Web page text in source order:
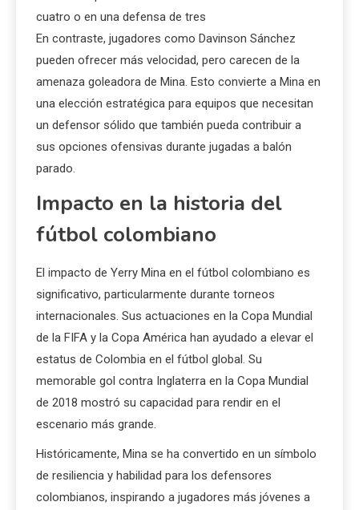
cuatro o en una defensa de tres
En contraste, jugadores como Davinson Sánchez
pueden ofrecer más velocidad, pero carecen de la
amenaza goleadora de Mina. Esto convierte a Mina en
una elección estratégica para equipos que necesitan
un defensor sólido que también pueda contribuir a
sus opciones ofensivas durante jugadas a balón
parado.
Impacto en la historia del
fútbol colombiano
El impacto de Yerry Mina en el fútbol colombiano es
significativo, particularmente durante torneos
internacionales. Sus actuaciones en la Copa Mundial
de la FIFA y la Copa América han ayudado a elevar el
estatus de Colombia en el fútbol global. Su
memorable gol contra Inglaterra en la Copa Mundial
de 2018 mostró su capacidad para rendir en el
escenario más grande.
Históricamente, Mina se ha convertido en un símbolo
de resiliencia y habilidad para los defensores
colombianos, inspirando a jugadores más jóvenes a